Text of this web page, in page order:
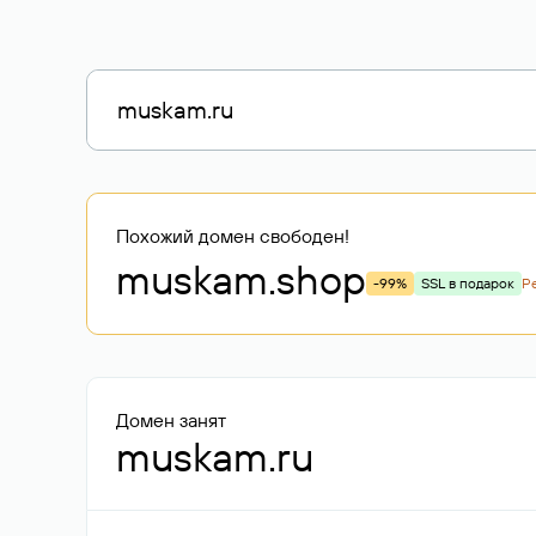
Похожий домен свободен!
muskam.shop -99% SSL в подарок
Домен занят
muskam.ru